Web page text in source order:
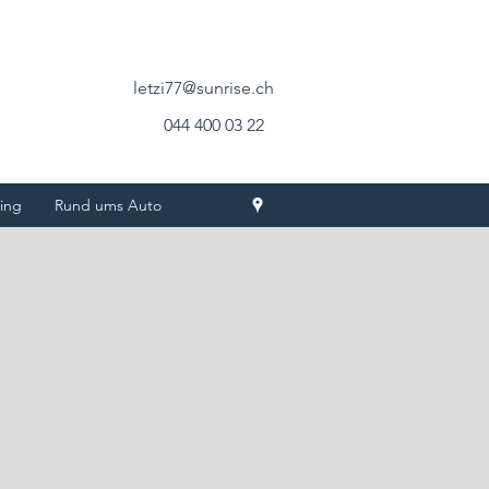
letzi77@sunrise.ch
044 400 03 22
Rund ums Auto